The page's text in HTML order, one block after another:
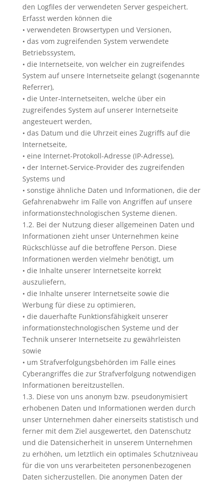
den Logfiles der verwendeten Server gespeichert.
Erfasst werden können die
• verwendeten Browsertypen und Versionen,
• das vom zugreifenden System verwendete
Betriebssystem,
• die Internetseite, von welcher ein zugreifendes
System auf unsere Internetseite gelangt (sogenannte
Referrer),
• die Unter-Internetseiten, welche über ein
zugreifendes System auf unserer Internetseite
angesteuert werden,
• das Datum und die Uhrzeit eines Zugriffs auf die
Internetseite,
• eine Internet-Protokoll-Adresse (IP-Adresse),
• der Internet-Service-Provider des zugreifenden
Systems und
• sonstige ähnliche Daten und Informationen, die der
Gefahrenabwehr im Falle von Angriffen auf unsere
informationstechnologischen Systeme dienen.
1.2. Bei der Nutzung dieser allgemeinen Daten und
Informationen zieht unser Unternehmen keine
Rückschlüsse auf die betroffene Person. Diese
Informationen werden vielmehr benötigt, um
• die Inhalte unserer Internetseite korrekt
auszuliefern,
• die Inhalte unserer Internetseite sowie die
Werbung für diese zu optimieren,
• die dauerhafte Funktionsfähigkeit unserer
informationstechnologischen Systeme und der
Technik unserer Internetseite zu gewährleisten
sowie
• um Strafverfolgungsbehörden im Falle eines
Cyberangriffes die zur Strafverfolgung notwendigen
Informationen bereitzustellen.
1.3. Diese von uns anonym bzw. pseudonymisiert
erhobenen Daten und Informationen werden durch
unser Unternehmen daher einerseits statistisch und
ferner mit dem Ziel ausgewertet, den Datenschutz
und die Datensicherheit in unserem Unternehmen
zu erhöhen, um letztlich ein optimales Schutzniveau
für die von uns verarbeiteten personenbezogenen
Daten sicherzustellen. Die anonymen Daten der